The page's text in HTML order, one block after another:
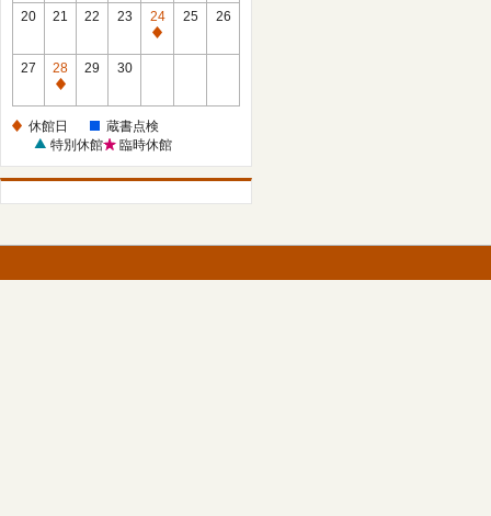
館
館
20 21 22 23
24
休
25 26
27
28
休
日
29 30
休館日
蔵書点検
特別休館
臨時休館